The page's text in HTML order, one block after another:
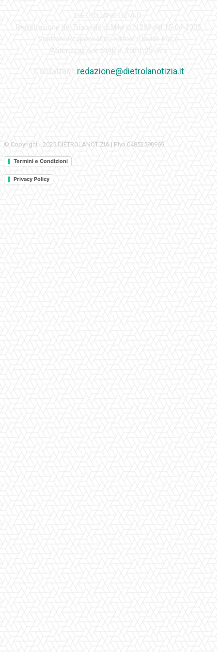
redazione@dietrolanotizia.it
© Copyright - 2025 DIETROLANOTIZIA | P.Iva 04852590969
Termini e Condizioni
Privacy Policy